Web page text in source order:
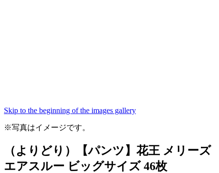
Skip to the beginning of the images gallery
※写真はイメージです。
（よりどり）【パンツ】花王 メリーズ
エアスルー ビッグサイズ 46枚